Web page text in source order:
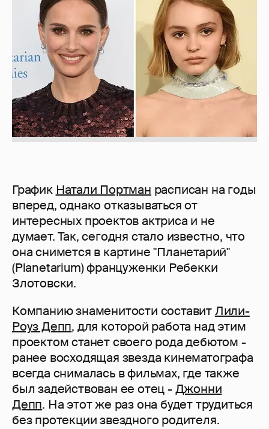
График Натали Портман расписан на годы
вперед, однако отказываться от
интересных проектов актриса и не
думает. Так, сегодня стало известно, что
она снимется в картине "Планетарий"
(Planetarium) француженки Ребекки
Злотовски.
Компанию знаменитости составитЛили-
Роуз Депп, для которой работа над этим
проектом станет своего рода дебютом -
ранее восходящая звезда кинематографа
всегда снималась в фильмах, где также
был задействован ее отец -Джонни
Депп. На этот же раз она будет трудиться
без протекции звездного родителя.